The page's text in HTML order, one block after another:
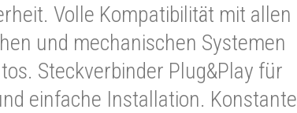
Volle Kompatibilität mit allen
und mechanischen Systemen
Steckverbinder Plug&Play für
einfache Installation. Konstante